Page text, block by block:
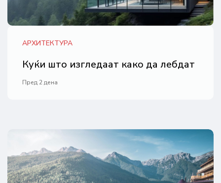
АРХИТЕКТУРА
Куќи што изгледаат како да лебдат
Пред 2 дена